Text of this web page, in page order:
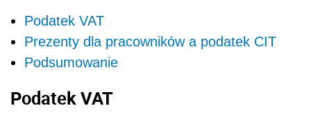
Podatek VAT
Prezenty dla pracowników a podatek CIT
Podsumowanie
Podatek VAT